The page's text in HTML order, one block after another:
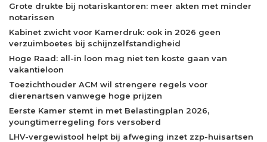
Grote drukte bij notariskantoren: meer akten met minder
notarissen
Kabinet zwicht voor Kamerdruk: ook in 2026 geen
verzuimboetes bij schijnzelfstandigheid
Hoge Raad: all-in loon mag niet ten koste gaan van
vakantieloon
Toezichthouder ACM wil strengere regels voor
dierenartsen vanwege hoge prijzen
Eerste Kamer stemt in met Belastingplan 2026,
youngtimerregeling fors versoberd
LHV-vergewistool helpt bij afweging inzet zzp-huisartsen